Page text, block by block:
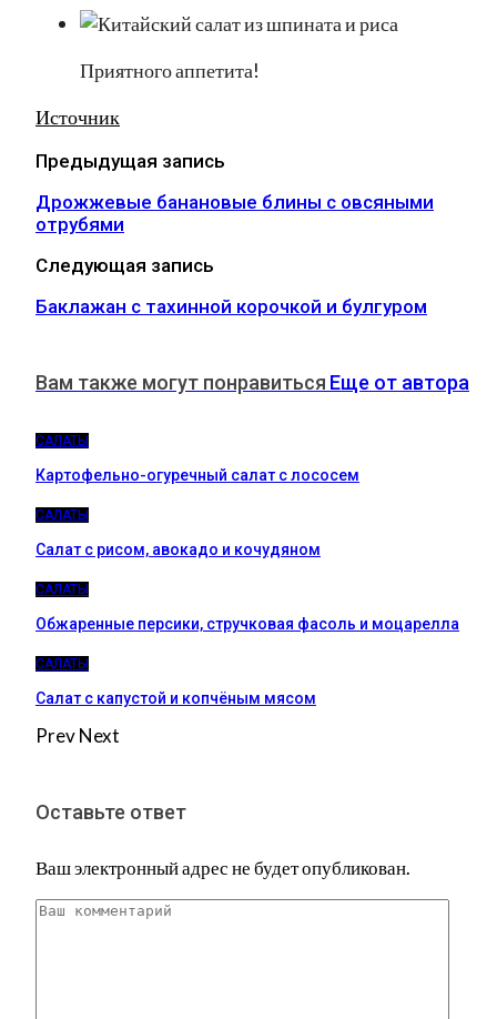
Приятного аппетита!
Источник
Предыдущая запись
Дрожжевые банановые блины с овсяными
отрубями
Следующая запись
Баклажан с тахинной корочкой и булгуром
Вам также могут понравиться Еще от автора
САЛАТЫ
Картофельно-огуречный салат с лососем
САЛАТЫ
Салат с рисом, авокадо и кочудяном
САЛАТЫ
Обжаренные персики, стручковая фасоль и моцарелла
САЛАТЫ
Салат с капустой и копчёным мясом
PrevNext
Оставьте ответ
Ваш электронный адрес не будет опубликован.